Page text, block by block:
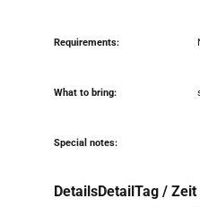
Requirements:
What to bring:
Special notes:
DetailsDetailTag / Zeit